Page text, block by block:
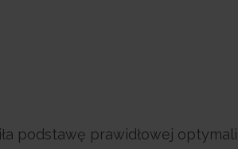
podstawę prawidłowej